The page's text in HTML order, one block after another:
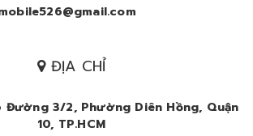
ĐỊA CHỈ
Đường 3/2, Phường Diên Hồng, Quận
10, TP.HCM